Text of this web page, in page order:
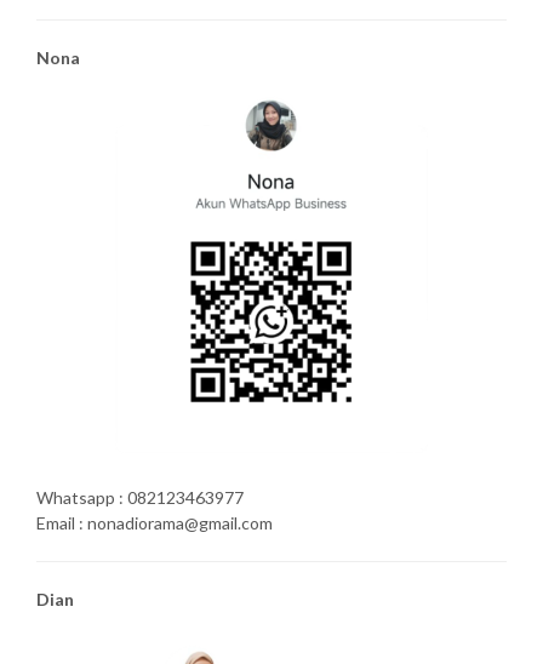
Nona
Whatsapp : 082123463977
Email : nonadiorama@gmail.com
Dian